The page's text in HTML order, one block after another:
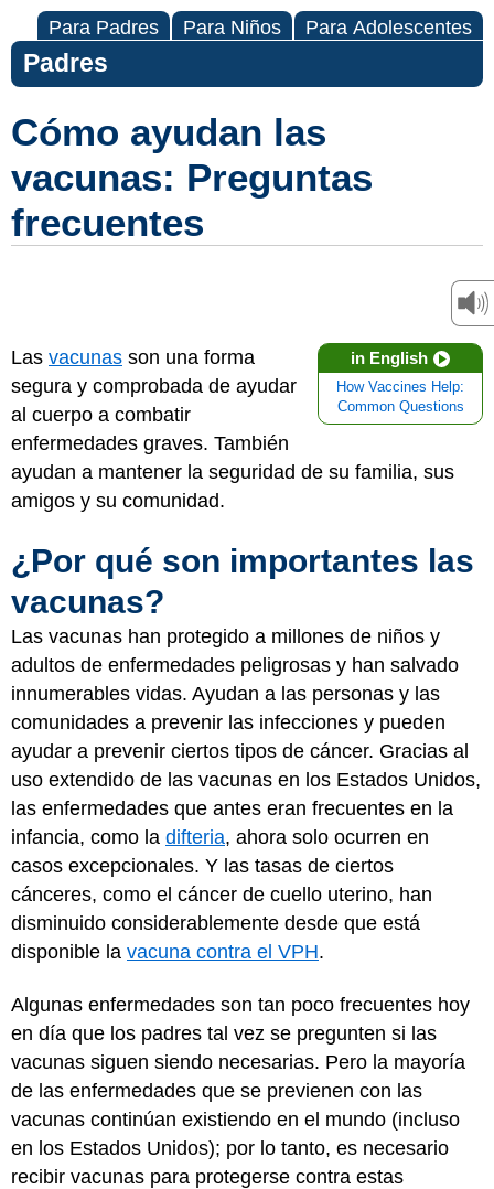
Para Padres Para Niños Para Adolescentes
Padres
Cómo ayudan las
vacunas: Preguntas
frecuentes
in English
How Vaccines Help:
Common Questions
Las vacunas son una forma
segura y comprobada de ayudar
al cuerpo a combatir
enfermedades graves. También
ayudan a mantener la seguridad de su familia, sus
amigos y su comunidad.
¿Por qué son importantes las
vacunas?
Las vacunas han protegido a millones de niños y
adultos de enfermedades peligrosas y han salvado
innumerables vidas. Ayudan a las personas y las
comunidades a prevenir las infecciones y pueden
ayudar a prevenir ciertos tipos de cáncer. Gracias al
uso extendido de las vacunas en los Estados Unidos,
las enfermedades que antes eran frecuentes en la
infancia, como la difteria, ahora solo ocurren en
casos excepcionales. Y las tasas de ciertos
cánceres, como el cáncer de cuello uterino, han
disminuido considerablemente desde que está
disponible la vacuna contra el VPH.
Algunas enfermedades son tan poco frecuentes hoy
en día que los padres tal vez se pregunten si las
vacunas siguen siendo necesarias. Pero la mayoría
de las enfermedades que se previenen con las
vacunas continúan existiendo en el mundo (incluso
en los Estados Unidos); por lo tanto, es necesario
recibir vacunas para protegerse contra estas